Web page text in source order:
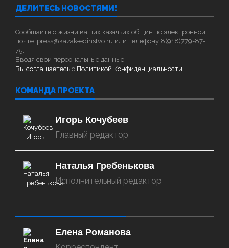
ДЕЛИТЕСЬ НОВОСТЯМИ!
Сообщайте о жизни ваших казачьих общин по электронной
почте: press@kazak-edinstvo.ru или телефону 8(918)779-87-
75.
Вводя свои персональные данные,
Вы соглашаетесь с Политикой Конфиденциальности.
КОМАНДА ПРОЕКТА
Игорь Кочубеев
Главный редактор
Наталья Гребенькова
Исполнительный редактор
Елена Романова